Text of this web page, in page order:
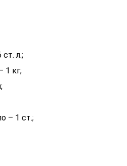
л.;
1 кг;
– 1 ст.;